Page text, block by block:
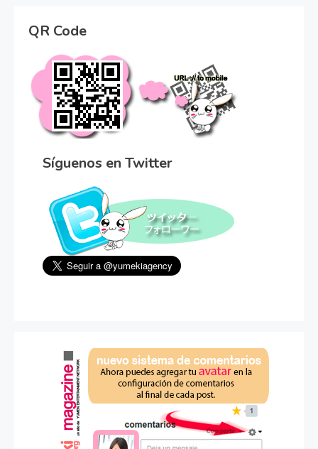
QR Code
Síguenos en Twitter